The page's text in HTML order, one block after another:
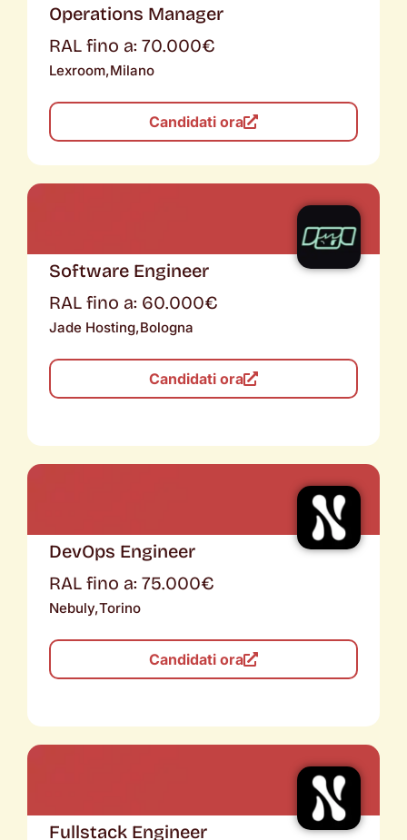
Operations Manager
RAL fino a: 70.000€
Lexroom,Milano
Candidati ora
Software Engineer
RAL fino a: 60.000€
Jade Hosting,Bologna
Candidati ora
DevOps Engineer
RAL fino a: 75.000€
Nebuly,Torino
Candidati ora
Fullstack Engineer